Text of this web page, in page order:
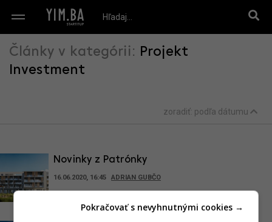
Články v kategórii: Projekt
Investment
zoradiť: podľa dátumu
Novinky z Patrónky
16.06.2020, 16:45 ADRIAN GUBČO
Pokračovať s nevyhnutnými cookies →